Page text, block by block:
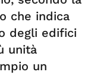
che indica
degli edifici
unità
un